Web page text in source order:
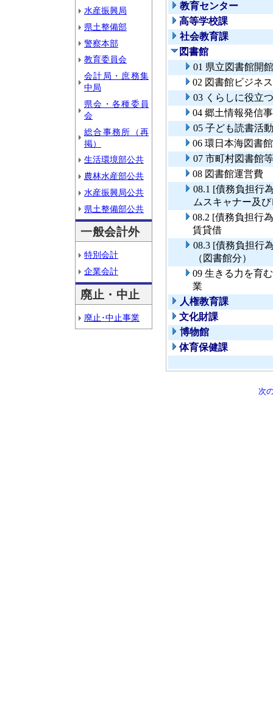
水産振興局
県土整備部
警察本部
教育委員会
会計局・庶務集
中局
県会・各種委員
会
総合事務所（再
掲）
生活環境部公共
農林水産部公共
水産振興局公共
県土整備部公共
一般会計外
特別会計
企業会計
廃止・中止
廃止･中止事業
教育センター
高等学校課
社会教育課
図書館
01 県立図書館開
02 図書館ビジネ
03 くらしに役立
04 郷土情報発信
05 子ども読書活
06 環日本海図書
07 市町村図書館
08 図書館運営費
08.1 [債務負担行
ムスキャナー及
08.2 [債務負担行
賃貸借
08.3 [債務負担行
（図書館分）
09 生きる力を育
業
人権教育課
文化財課
博物館
体育保健課
次